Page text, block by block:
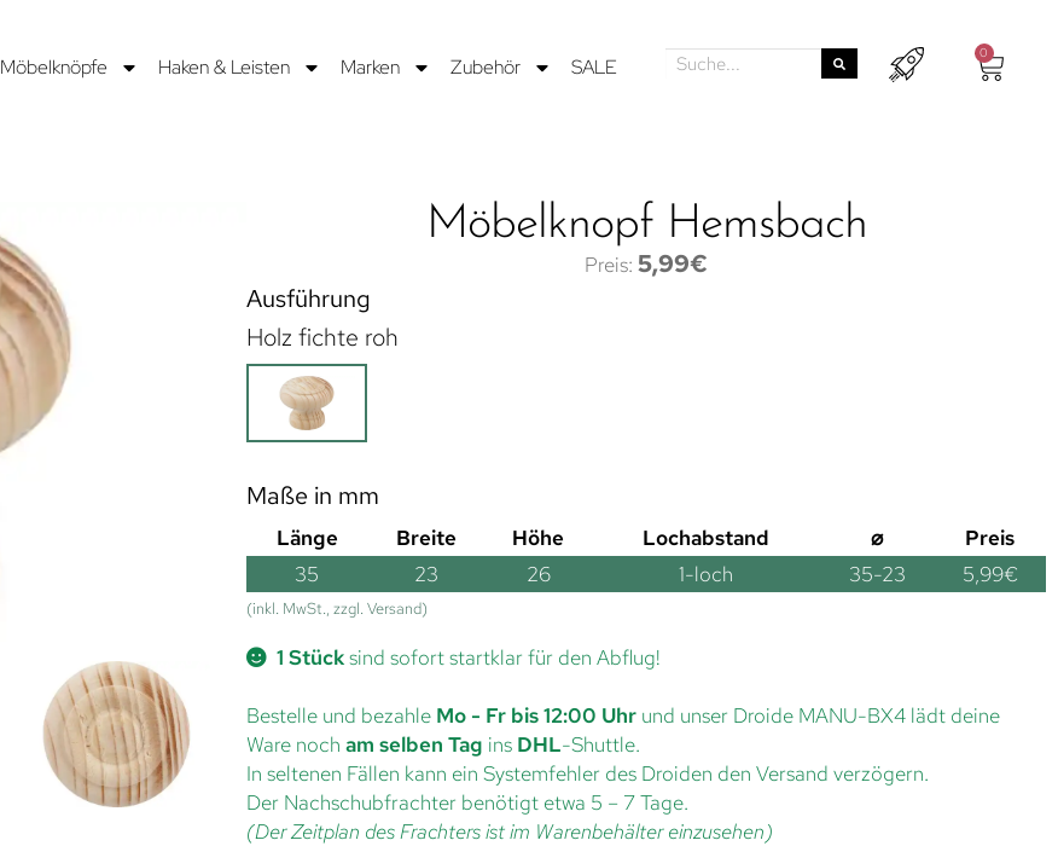
Möbelknöpfe Haken & Leisten Marken Zubehör SALE
0
Möbelknopf Hemsbach
5,99€
Ausführung
Holz fichte roh
Maße in mm
Länge Breite Höhe Lochabstand ⌀
Preis
35
23 26 1-loch 35-23 5,99€
(inkl. MwSt., zzgl. Versand)
1 Stücksind sofort startklar für den Abflug!
Bestelle und bezahle Mo - Fr bis 12:00 Uhr und unser Droide MANU-BX4 lädt deine
Ware noch am selben Tag ins DHL-Shuttle.
In seltenen Fällen kann ein Systemfehler des Droiden den Versand verzögern.
Der Nachschubfrachter benötigt etwa 5 – 7 Tage.
(Der Zeitplan des Frachters ist im Warenbehälter einzusehen)